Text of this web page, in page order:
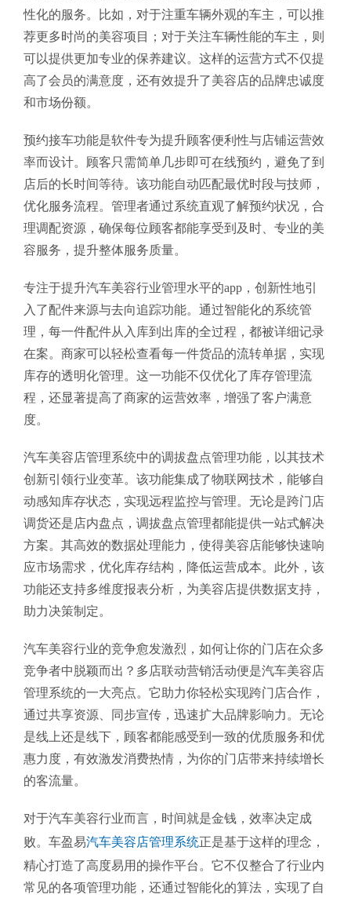
性化的服务。比如，对于注重车辆外观的车主，可以推
荐更多时尚的美容项目；对于关注车辆性能的车主，则
可以提供更加专业的保养建议。这样的运营方式不仅提
高了会员的满意度，还有效提升了美容店的品牌忠诚度
和市场份额。
预约接车功能是软件专为提升顾客便利性与店铺运营效
率而设计。顾客只需简单几步即可在线预约，避免了到
店后的长时间等待。该功能自动匹配最优时段与技师，
优化服务流程。管理者通过系统直观了解预约状况，合
理调配资源，确保每位顾客都能享受到及时、专业的美
容服务，提升整体服务质量。
专注于提升汽车美容行业管理水平的app，创新性地引
入了配件来源与去向追踪功能。通过智能化的系统管
理，每一件配件从入库到出库的全过程，都被详细记录
在案。商家可以轻松查看每一件货品的流转单据，实现
库存的透明化管理。这一功能不仅优化了库存管理流
程，还显著提高了商家的运营效率，增强了客户满意
度。
汽车美容店管理系统中的调拔盘点管理功能，以其技术
创新引领行业变革。该功能集成了物联网技术，能够自
动感知库存状态，实现远程监控与管理。无论是跨门店
调货还是店内盘点，调拔盘点管理都能提供一站式解决
方案。其高效的数据处理能力，使得美容店能够快速响
应市场需求，优化库存结构，降低运营成本。此外，该
功能还支持多维度报表分析，为美容店提供数据支持，
助力决策制定。
汽车美容行业的竞争愈发激烈，如何让你的门店在众多
竞争者中脱颖而出？多店联动营销活动便是汽车美容店
管理系统的一大亮点。它助力你轻松实现跨门店合作，
通过共享资源、同步宣传，迅速扩大品牌影响力。无论
是线上还是线下，顾客都能感受到一致的优质服务和优
惠力度，有效激发消费热情，为你的门店带来持续增长
的客流量。
对于汽车美容行业而言，时间就是金钱，效率决定成
败。车盈易汽车美容店管理系统正是基于这样的理念，
精心打造了高度易用的操作平台。它不仅整合了行业内
常见的各项管理功能，还通过智能化的算法，实现了自